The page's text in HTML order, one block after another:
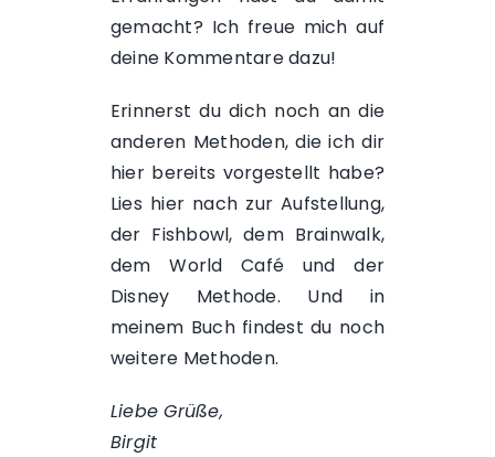
gemacht? Ich freue mich auf
deine Kommentare dazu!
Erinnerst du dich noch an die
anderen Methoden, die ich dir
hier bereits vorgestellt habe?
Lies hier nach zurAufstellung,
der Fishbowl, dem Brainwalk,
demWorld Café und der
Disney Methode. Und in
meinem Buchfindest du noch
weitere Methoden.
Liebe Grüße,
Birgit